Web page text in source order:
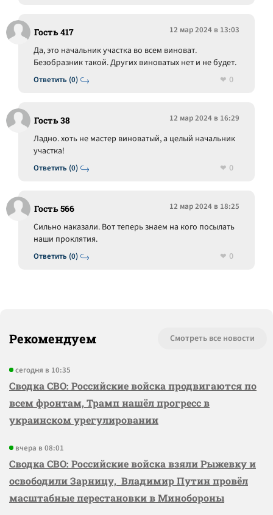
Гость 417 12 мар 2024 в 13:03
Ответить (0)
Да, это начальник участка во всем виноват.
Безобразник такой. Других виноватых нет и не будет.
0
Гость 38 12 мар 2024 в 16:29
Ответить (0)
Ладно. хоть не мастер виноватый, а целый начальник
участка!
0
Гость 566 12 мар 2024 в 18:25
Ответить (0)
Сильно наказали. Вот теперь знаем на кого посылать
наши проклятия.
0
Рекомендуем Смотреть все новости
сегодня в 10:35
Сводка СВО: Российские войска продвигаются по
всем фронтам, Трамп нашёл прогресс в
украинском урегулировании
вчера в 08:01
Сводка СВО: Российские войска взяли Рыжевку и
освободили Зарницу, Владимир Путин провёл
масштабные перестановки в Минобороны